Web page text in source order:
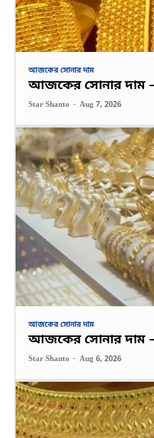
আজকের সোনার দাম
আজকের সোনার দাম
Star Shanto - Aug 7, 2026
আজকের সোনার দাম
আজকের সোনার দাম
Star Shanto - Aug 6, 2026